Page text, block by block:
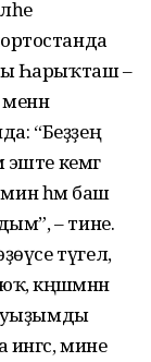
Һарыҡташ –
“Беҙҙең
кемгә
һәм баш
– тине.
түгел,
кәңәшмәнән
мине